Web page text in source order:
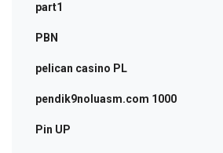
part1
PBN
pelican casino PL
pendik9noluasm.com 1000
Pin UP